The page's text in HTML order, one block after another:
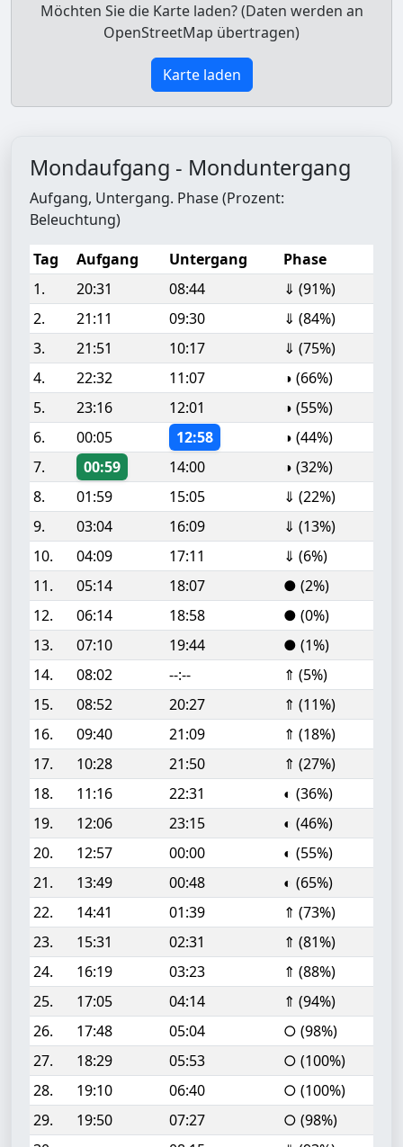
Möchten Sie die Karte laden? (Daten werden an
OpenStreetMap übertragen)
Karte laden
Mondaufgang - Monduntergang
Aufgang, Untergang. Phase (Prozent:
Beleuchtung)
Tag
Aufgang Untergang
Phase
1.
20:31 08:44
⇓ (91%)
2.
21:11 09:30
⇓ (84%)
3.
21:51 10:17
⇓ (75%)
4.
22:32 11:07
◑ (66%)
5.
23:16 12:01
◑ (55%)
6.
00:05 12:58
◑ (44%)
7.
00:59 14:00
◑ (32%)
8.
01:59 15:05
⇓ (22%)
9.
03:04 16:09
⇓ (13%)
10.
04:09 17:11
⇓ (6%)
11.
05:14 18:07
● (2%)
12.
06:14 18:58
● (0%)
13.
07:10 19:44
● (1%)
14.
08:02 --:--
⇑ (5%)
15.
08:52 20:27
⇑ (11%)
16.
09:40 21:09
⇑ (18%)
17.
10:28 21:50
⇑ (27%)
18.
11:16 22:31
◐ (36%)
19.
12:06 23:15
◐ (46%)
20.
12:57 00:00
◐ (55%)
21.
13:49 00:48
◐ (65%)
22.
14:41 01:39
⇑ (73%)
23.
15:31 02:31
⇑ (81%)
24.
16:19 03:23
⇑ (88%)
25.
17:05 04:14
⇑ (94%)
26.
17:48 05:04
○ (98%)
27.
18:29 05:53
○ (100%)
28.
19:10 06:40
○ (100%)
29.
19:50 07:27
○ (98%)